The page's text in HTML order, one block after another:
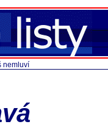
nemluví